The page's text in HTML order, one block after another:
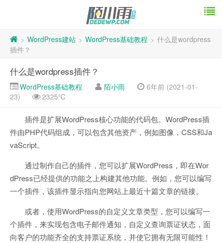
> WordPress建站 > WordPress基础教程 > 什么是wordpress
插件？
什么是wordpress插件？
WordPress基础教程 陌小雨
6年前 (2021-01-
23)
2325℃
插件是扩展WordPress核心功能的代码包。WordPress插
件由PHP代码组成，可以包含其他资产，例如图像，CSS和Ja
vaScript。
通过制作自己的插件，您可以扩展WordPress，即在Wor
dPress已经提供的功能之上构建其他功能。例如，您可以编写
一个插件，该插件显示指向您网站上最近十篇文章的链接。
或者，使用WordPress的自定义文章类型，您可以编写一
个插件，来实现包含电子邮件通知，自定义查询票证状态，面
向客户的功能齐全的支持票证系统，并使它拥有无限可能性！